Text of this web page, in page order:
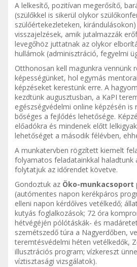
A lelkesítő, pozitívan megerősítő,
(szülőkkel is sikerül olykor
szülőértekezleteken,
visszajelzések, amik jutalmazzák
levegőhöz juttatnak az olykor
hullámok (adminisztráció, fegyelmi
Otthonosan kell magunkra vennünk
képességünket, hol egymás
képzéseket kerestünk erre. A
kezdtünk augusztusban, a KaPI
egészségvédelmi online képzésén
bőséges a fejlődés lehetősége.
előadókra és mindenek előtt
lehetőséget a második félévben,
A munkatervben rögzített kiemelt
folyamatos feladatainkkal haladtunk
folytatjuk az időrendet követve.
Gondoztuk az Öko-munkacsoport
(autómentes napon kerékpáros
elleni napon kérdőíves vetélkedő;
kutyás foglalkozások; 72 óra
hétvégéjén pólótáskák- és
szemétszedő túra a Nagyerdőben,
teremtésvédelmi héten vetélkedők,
illusztrációs program; vízkereszt
víztisztasági vizsgálatok).